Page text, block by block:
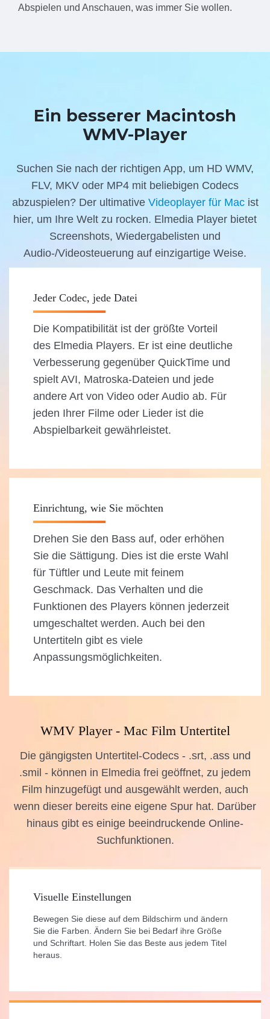
Abspielen und Anschauen, was immer Sie wollen.
Ein besserer Macintosh
WMV-Player
Suchen Sie nach der richtigen App, um HD WMV,
FLV, MKV oder MP4 mit beliebigen Codecs
abzuspielen? Der ultimative Videoplayer für Macist
hier, um Ihre Welt zu rocken. Elmedia Player bietet
Screenshots, Wiedergabelisten und
Audio-/Videosteuerung auf einzigartige Weise.
Jeder Codec, jede Datei
Die Kompatibilität ist der größte Vorteil
des Elmedia Players. Er ist eine deutliche
Verbesserung gegenüber QuickTime und
spielt AVI, Matroska-Dateien und jede
andere Art von Video oder Audio ab. Für
jeden Ihrer Filme oder Lieder ist die
Abspielbarkeit gewährleistet.
Einrichtung, wie Sie möchten
Drehen Sie den Bass auf, oder erhöhen
Sie die Sättigung. Dies ist die erste Wahl
für Tüftler und Leute mit feinem
Geschmack. Das Verhalten und die
Funktionen des Players können jederzeit
umgeschaltet werden. Auch bei den
Untertiteln gibt es viele
Anpassungsmöglichkeiten.
WMV Player - Mac Film Untertitel
Die gängigsten Untertitel-Codecs - .srt, .ass und
.smil - können in Elmedia frei geöffnet, zu jedem
Film hinzugefügt und ausgewählt werden, auch
wenn dieser bereits eine eigene Spur hat. Darüber
hinaus gibt es einige beeindruckende Online-
Suchfunktionen.
Visuelle Einstellungen
Bewegen Sie diese auf dem Bildschirm und ändern
Sie die Farben. Ändern Sie bei Bedarf ihre Größe
und Schriftart. Holen Sie das Beste aus jedem Titel
heraus.